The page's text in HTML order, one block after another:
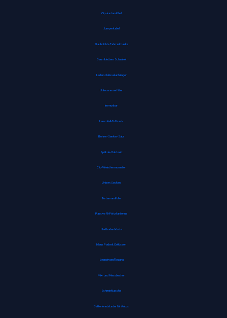
Gipskartondübel
Jumperkabel
Staubdichte Fahrradmaske
Baumklettern Schaukel
Lederschlüsselanhänger
Unterwasserfilter
Immunkur
Lammfell-Fußsack
Bohrer-Senker-Satz
Spätzle-Holzbrett
Clip-Weinthermometer
Unisex Socken
Tortenrandfolie
Passive FM Wurfantenne
Hartbodenbürste
Maus Pad mit Gelkissen
Seenotverpflegung
Mix- und Messbecher
Schminktasche
Batterienotstarter für Autos